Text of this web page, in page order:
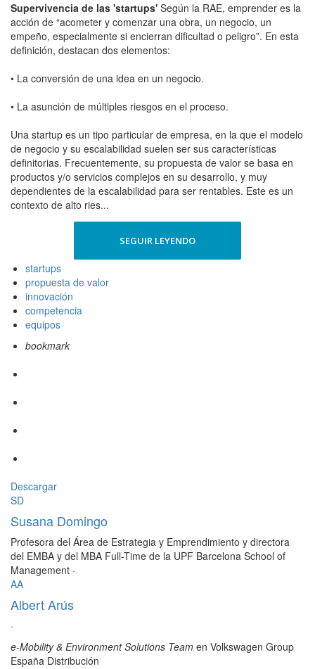
Supervivencia de las 'startups' Según la RAE, emprender es la
acción de “acometer y comenzar una obra, un negocio, un
empeño, especialmente si encierran dificultad o peligro”. En esta
definición, destacan dos elementos:
• La conversión de una idea en un negocio.
• La asunción de múltiples riesgos en el proceso.
Una startup es un tipo particular de empresa, en la que el modelo
de negocio y su escalabilidad suelen ser sus características
definitorias. Frecuentemente, su propuesta de valor se basa en
productos y/o servicios complejos en su desarrollo, y muy
dependientes de la escalabilidad para ser rentables. Este es un
contexto de alto ries...
SEGUIR LEYENDO
startups
propuesta de valor
innovación
competencia
equipos
bookmark
Descargar
SD
Susana Domingo
Profesora del Área de Estrategia y Emprendimiento y directora
del EMBA y del MBA Full-Time de la UPF Barcelona School of
Management ·
AA
Albert Arús
·
e-Mobility & Environment Solutions Team en Volkswagen Group
España Distribución